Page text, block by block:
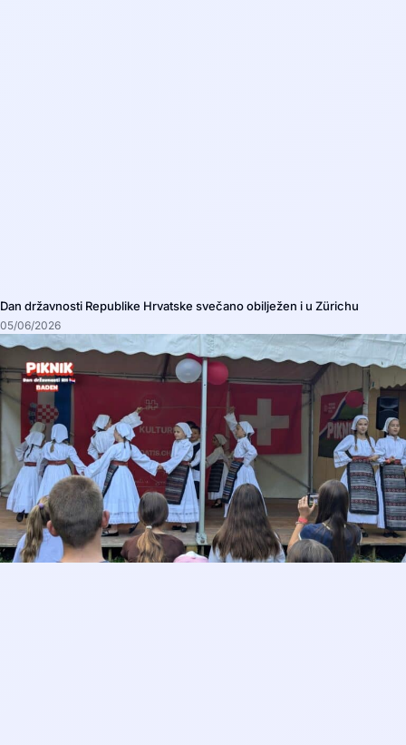
Dan državnosti Republike Hrvatske svečano obilježen i u Zürichu
05/06/2026